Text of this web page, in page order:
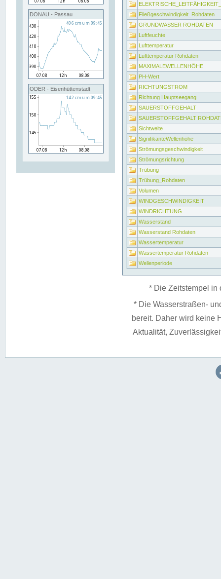
DONAU - Passau
ODER - Eisenhüttenstadt
Fließgeschwindigkeit_Rohdaten
GRUNDWASSER ROHDATEN
Luftfeuchte
Lufttemperatur
Lufttemperatur Rohdaten
MAXIMALEWELLENHÖHE
PH-Wert
RICHTUNGSTROM
Richtung Hauptseegang
SAUERSTOFFGEHALT
SAUERSTOFFGEHALT
Sichtweite
SignifikanteWellenhöhe
Strömungsgeschwindigkeit
Strömungsrichtung
Trübung
Trübung_Rohdaten
Volumen
WINDGESCHWINDIGKEIT
WINDRICHTUNG
Wasserstand
Wasserstand Rohdaten
Wassertemperatur
Wassertemperatur Rohdaten
Wellenperiode
* Die Zeitstempel in
* Die Wasserstraßen-
bereit. Daher wird keine
Aktualität,